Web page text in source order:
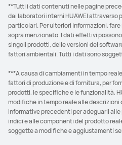
**Tutti i dati contenuti nelle pagine
dai laboratori interni HUAWEI
particolari. Per ulteriori informazioni,
sopra menzionato. I dati effettivi
singoli prodotti, delle versioni del
fattori ambientali. Tutti i dati sono
***A causa di cambiamenti in tempo
fattori di produzione e di fornitura, per
prodotti, le specifiche e le funzionalità,
modifiche in tempo reale alle
informative precedenti per adeguarli
indici e alle componenti del prodotto
soggette a modifiche e aggiustamenti